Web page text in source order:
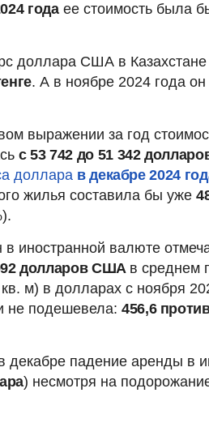
годаее стоимость была
доллара США в Казахстане
. А в ноябре 2024 года
выражении за год
с 53 742 до 51 342
доллара в декабре 2024
жилья составила бы уже
иностранной валюте
долларов США в среднем
м) в долларах с ноября
не подешевела: 456,6
декабре падение аренды в
) несмотря на